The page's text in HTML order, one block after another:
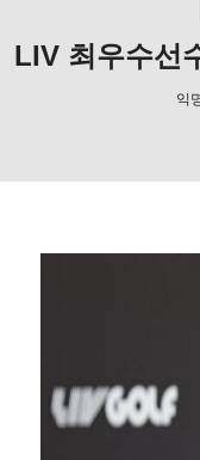
LIV 최우수선
익